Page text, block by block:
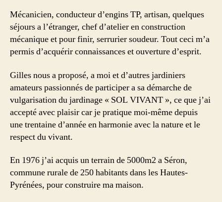
Hautes
Pyrénées
Mécanicien, conducteur d’engins TP, artisan, quelques
séjours a l’étranger, chef d’atelier en construction
mécanique et pour finir, serrurier soudeur. Tout ceci m’a
permis d’acquérir connaissances et ouverture d’esprit.
Gilles nous a proposé, a moi et d’autres jardiniers
amateurs passionnés de participer a sa démarche de
vulgarisation du jardinage « SOL VIVANT », ce que j’ai
accepté avec plaisir car je pratique moi-même depuis
une trentaine d’année en harmonie avec la nature et le
respect du vivant.
En 1976 j’ai acquis un terrain de 5000m2 a Séron,
commune rurale de 250 habitants dans les Hautes-
Pyrénées, pour construire ma maison.